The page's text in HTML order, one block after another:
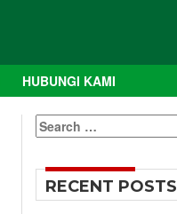
HUBUNGI KAMI
Search
for:
RECENT POSTS